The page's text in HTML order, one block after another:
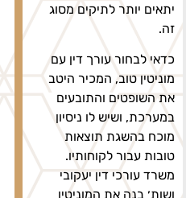
יתאים יותר לתיקים מסוג
כדאי לבחור עורך דין עם
מוניטין טוב, המכיר היטב
את השופטים והתובעים
במערכת, ושיש לו ניסיון
מוכח בהשגת תוצאות
טובות עבור לקוחותיו.
משרד עורכי דין יעקובי
ושות׳ בנה את המוניטין